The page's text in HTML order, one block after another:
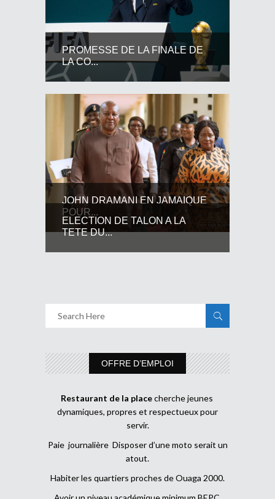
PROMESSE DE LA FINALE DE
LA CO...
JOHN DRAMANI EN JAMAIQUE
POUR...
ELECTION DE TALON A LA
TETE DU...
OFFRE D’EMPLOI
Restaurant de la placecherche jeunes
dynamiques, propres et respectueux pour
servir.
Paie journalière Disposer d’une moto serait un
atout.
Habiter les quartiers proches de Ouaga 2000.